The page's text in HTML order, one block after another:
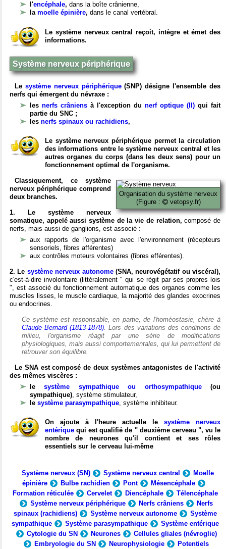
l'encéphale, dans la boîte crânienne,
la moelle épinière, dans le canal vertébral.
Le système nerveux central reçoit, intègre et émet des
informations.
Système nerveux périphérique
Le système nerveux périphérique(SNP) désigne l'ensemble des
nerfs qui émergent du névraxe :
les nerfs crâniens à l'exception du nerf optique (II) qui fait
partie du SNC ;
les nerfs spinaux ou rachidiens,
Le système nerveux périphérique permet la circulation
des informations entre le système nerveux central et les
autres organes du corps (dans les deux sens) pour un
fonctionnement optimal de l'organisme.
Organisation du système nerveux
(Figure :
vetopsy.fr)
Classiquement, ce système
nerveux périphérique comprend
deux branches.
1. Le système nerveux
somatique, appelé aussi système de la vie de relation, composé de
nerfs, mais aussi de ganglions, est associé :
aux rapports de l'organisme avec l'environnement (récepteurs
sensoriels, fibres afférentes)
aux contrôles moteurs volontaires (fibres efférentes).
2. Le système nerveux autonome(SNA, neurovégétatif ou viscéral),
c'est-à-dire involontaire (littéralement " qui se régit par ses propres lois
", est associé du fonctionnement automatique des organes comme les
muscles lisses, le muscle cardiaque, la majorité des glandes exocrines
ou endocrines.
Ce système est responsable, en partie, de l'homéostasie, chère à
Claude Bernard (1813-1878). Lors des variations des conditions de
milieu, l'organisme réagit par une série de modifications
physiologiques, mais aussi comportementales, qui lui permettent de
retrouver son équilibre.
Le SNA est composé de deux systèmes antagonistes de l'activité
des mêmes viscères :
lesystème sympathique ou orthosympathique(ou
sympathique), système stimulateur,
le système parasympathique, système inhibiteur.
On ajoute à l'heure actuelle le système nerveux
entérique qui est qualifié de " deuxième cerveau ", vu le
nombre de neurones qu'il contient et ses rôles
essentiels sur le cerveau lui-même
Système nerveux (SN) Système nerveux central
Moelle
épinière
Bulbe rachidien Pont
Mésencéphale
Formation réticulée
Cervelet Diencéphale
Télencéphale
Système nerveux périphérique
Nerfs crâniens
Nerfs
spinaux (rachidiens)
Système nerveux autonome
Système
sympathique
Système parasympathique
Système entérique
Cytologie du SN
Neurones
Cellules gliales (névroglie)
Embryologie du SN
Neurophysiologie
Potentiels